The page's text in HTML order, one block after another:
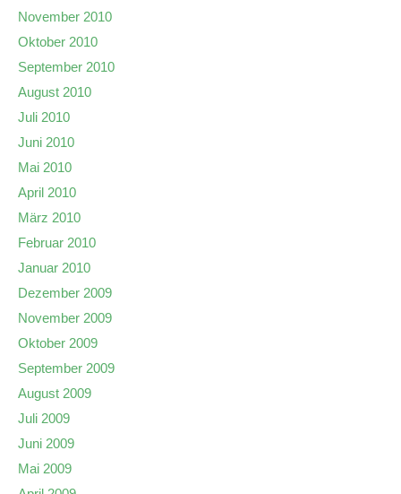
November 2010
Oktober 2010
September 2010
August 2010
Juli 2010
Juni 2010
Mai 2010
April 2010
März 2010
Februar 2010
Januar 2010
Dezember 2009
November 2009
Oktober 2009
September 2009
August 2009
Juli 2009
Juni 2009
Mai 2009